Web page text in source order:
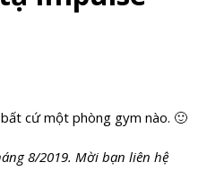
cứ một phòng gym nào. 🙂
8/2019. Mời bạn liên hệ